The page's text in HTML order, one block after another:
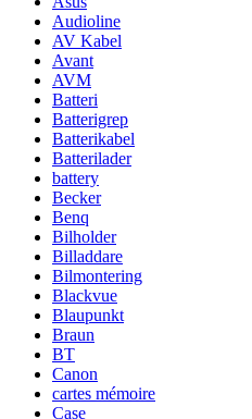
Audioline
AV Kabel
Avant
AVM
Batteri
Batterigrep
Batterikabel
Batterilader
battery
Becker
Benq
Bilholder
Billaddare
Bilmontering
Blackvue
Blaupunkt
Braun
BT
Canon
cartes mémoire
Case